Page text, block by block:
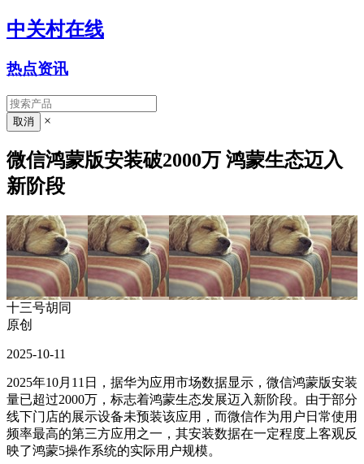
中关村在线
热点资讯
×
微信鸿蒙版安装破2000万 鸿蒙生态迈入
新阶段
十三号胡同
原创
2025-10-11
2025年10月11日，据华为应用市场数据显示，微信鸿蒙版安装
量已超过2000万，标志着鸿蒙生态发展迈入新阶段。由于部分
线下门店的展示设备未预装该应用，而微信作为用户日常使用
频率最高的第三方应用之一，其安装数据在一定程度上客观反
映了鸿蒙5操作系统的实际用户规模。